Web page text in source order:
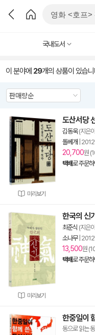
국내도서
이 분야에 29개의 상품이 있습
미리보기
도산서당
김동욱(지은
돌베개
20,700원
택배로 주문
미리보기
한국의 신기
최준식 (지은
소나무|
13,500원
택배로 주문
한중일이
동으로 읽는